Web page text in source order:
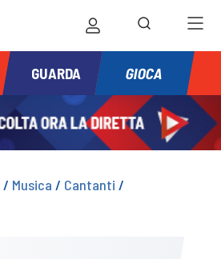
GUARDA GIOCA
/ Musica / Cantanti /